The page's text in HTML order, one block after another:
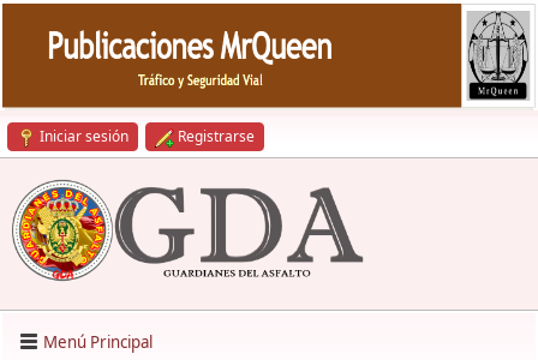
Iniciar sesión Registrarse
Menú Principal